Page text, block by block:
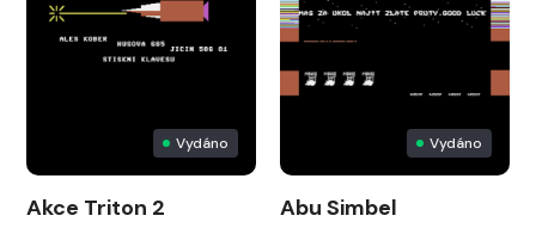
Vydáno
Akce Triton 2
Vydáno
Abu Simbel